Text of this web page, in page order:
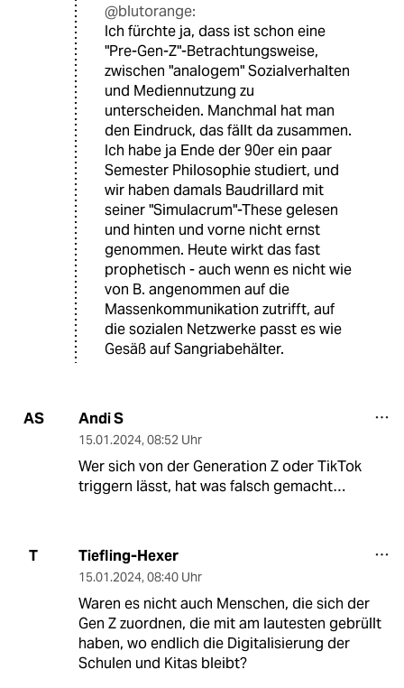
@blutorange:
Ich fürchte ja, dass ist schon eine
"Pre-Gen-Z"-Betrachtungsweise,
zwischen "analogem" Sozialverhalten
und Mediennutzung zu
unterscheiden. Manchmal hat man
den Eindruck, das fällt da zusammen.
Ich habe ja Ende der 90er ein paar
Semester Philosophie studiert, und
wir haben damals Baudrillard mit
seiner "Simulacrum"-These gelesen
und hinten und vorne nicht ernst
genommen. Heute wirkt das fast
prophetisch - auch wenn es nicht wie
von B. angenommen auf die
Massenkommunikation zutrifft, auf
die sozialen Netzwerke passt es wie
Gesäß auf Sangriabehälter.
AS Andi S
15.01.2024, 08:52 Uhr
Wer sich von der Generation Z oder TikTok
triggern lässt, hat was falsch gemacht…
T Tiefling-Hexer
15.01.2024, 08:40 Uhr
Waren es nicht auch Menschen, die sich der
Gen Z zuordnen, die mit am lautesten gebrüllt
haben, wo endlich die Digitalisierung der
Schulen und Kitas bleibt?